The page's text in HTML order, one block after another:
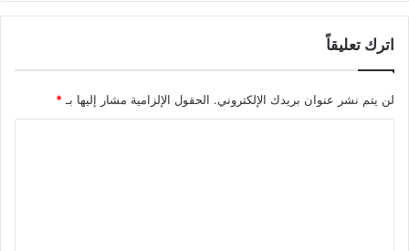
اترك تعليقاً
لن يتم نشر عنوان بريدك الإلكتروني. الحقول الإلزامية مشار إليها بـ *